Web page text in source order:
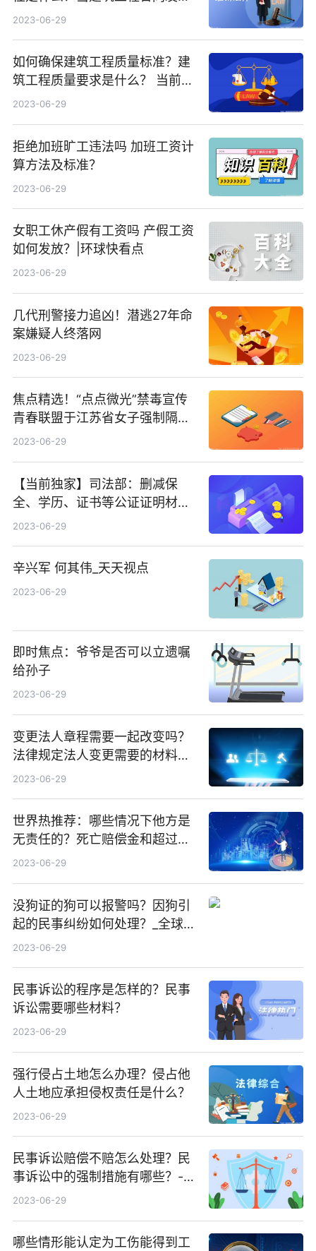
纠纷应该如何处理？
2023-06-29
如何确保建筑工程质量标准？建
筑工程质量要求是什么？ 当前简
讯
2023-06-29
拒绝加班旷工违法吗 加班工资计
算方法及标准？
2023-06-29
女职工休产假有工资吗 产假工资
如何发放？|环球快看点
2023-06-29
几代刑警接力追凶！潜逃27年命
案嫌疑人终落网
2023-06-29
焦点精选！“点点微光”禁毒宣传
青春联盟于江苏省女子强制隔离
戒毒所成立！
2023-06-29
【当前独家】司法部：删减保
全、学历、证书等公证证明材料
116项
2023-06-29
辛兴军 何其伟_天天视点
2023-06-29
即时焦点：爷爷是否可以立遗嘱
给孙子
2023-06-29
变更法人章程需要一起改变吗？
法律规定法人变更需要的材料都
有什么？-当前滚动
2023-06-29
世界热推荐：哪些情况下他方是
无责任的？死亡赔偿金和超过的
费用怎么算？
2023-06-29
没狗证的狗可以报警吗？因狗引
起的民事纠纷如何处理？_全球观
焦点
2023-06-29
民事诉讼的程序是怎样的？民事
诉讼需要哪些材料？
2023-06-29
强行侵占土地怎么办理？侵占他
人土地应承担侵权责任是什么？
2023-06-29
民事诉讼赔偿不赔怎么处理？民
事诉讼中的强制措施有哪些？-天
天新资讯
2023-06-29
哪些情形能认定为工伤能得到工